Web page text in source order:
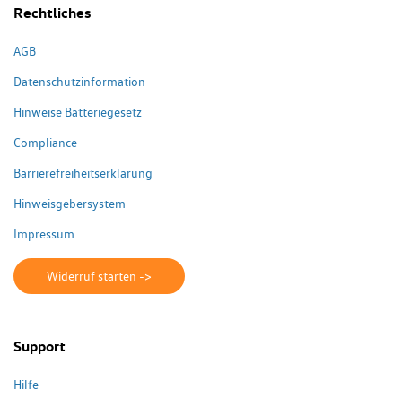
Rechtliches
AGB
Datenschutzinformation
Hinweise Batteriegesetz
Compliance
Barrierefreiheitserklärung
Hinweisgebersystem
Impressum
Widerruf starten ->
Support
Hilfe